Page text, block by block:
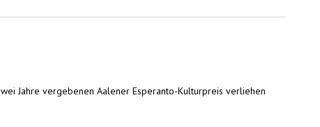
Jahre vergebenen Aalener Esperanto-Kulturpreis verliehen